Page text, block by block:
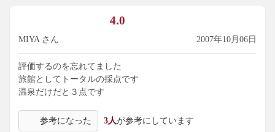
4.0
MIYA さん 2007年10月06日
評価するのを忘れてました
旅館としてトータルの採点です
温泉だけだと３点です
参考になった 3人が参考にしています